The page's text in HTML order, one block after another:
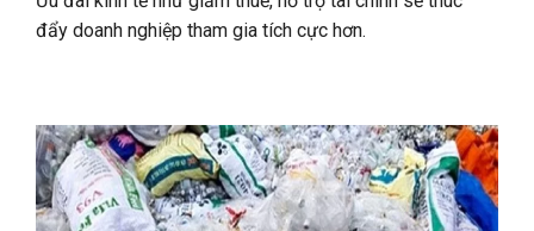
đẩy doanh nghiệp tham gia tích cực hơn.